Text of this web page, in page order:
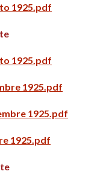
1925.pdf
1925.pdf
1925.pdf
1925.pdf
1925.pdf